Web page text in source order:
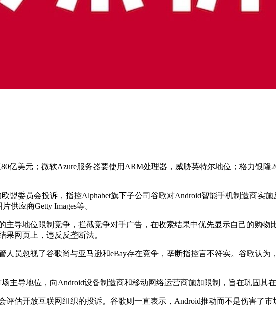
亿美元；微软Azure服务器要使用ARM处理器，威胁英特尔地位；格力银隆
盟委员会投诉，指控Alphabet旗下子公司谷歌对Android智能手机制造商实
供应商Getty Images等。
导地位限制竞争，拦截竞争对手广告，在收索结果中优先显示自己的购物
网页上，违反反垄断法。
员忽视了谷歌尚与亚马逊和eBay存在竞争，垄断指控言不符实。谷歌认为
主导地位，向Android设备制造商和移动网络运营商施加限制，旨在巩固其
估开放互联网组织的投诉。谷歌则一直表示，Android推动而不是伤害了市